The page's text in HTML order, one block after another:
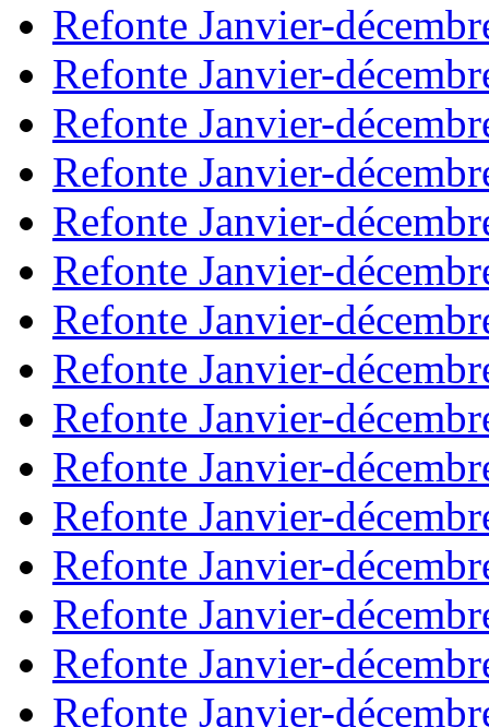
Refonte Janvier-
Refonte Janvier-
Refonte Janvier-
Refonte Janvier-
Refonte Janvier-
Refonte Janvier-
Refonte Janvier-
Refonte Janvier-
Refonte Janvier-
Refonte Janvier-
Refonte Janvier-
Refonte Janvier-
Refonte Janvier-
Refonte Janvier-
Refonte Janvier-